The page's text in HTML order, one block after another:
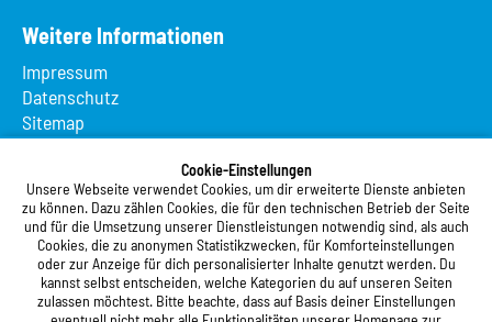
Cookie-Einstellungen
Unsere Webseite verwendet Cookies, um dir erweiterte Dienste anbieten
zu können. Dazu zählen Cookies, die für den technischen Betrieb der Seite
und für die Umsetzung unserer Dienstleistungen notwendig sind, als auch
Cookies, die zu anonymen Statistikzwecken, für Komforteinstellungen
oder zur Anzeige für dich personalisierter Inhalte genutzt werden. Du
kannst selbst entscheiden, welche Kategorien du auf unseren Seiten
zulassen möchtest. Bitte beachte, dass auf Basis deiner Einstellungen
Weitere Informationen
Impressum
Datenschutz
Sitemap
Suche
Registrierung
Studierendenwerk Vorderpfalz
Studierendenwerk Vorderpfalz
Anstalt des öffentlichen Rechts